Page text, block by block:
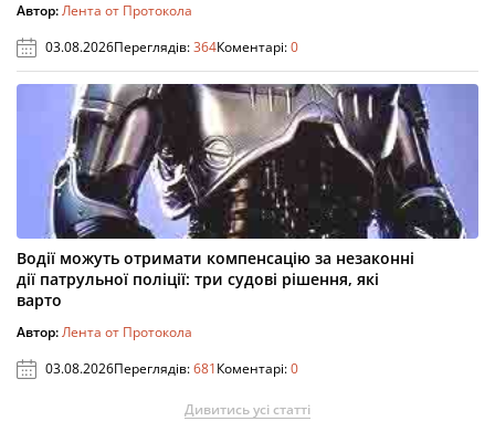
Автор:Лента от Протокола
03.08.2026Переглядів:364Коментарі:0
Водії можуть отримати компенсацію за незаконні
дії патрульної поліції: три судові рішення, які
варто
Автор:Лента от Протокола
03.08.2026Переглядів:681Коментарі:0
Дивитись усі статті